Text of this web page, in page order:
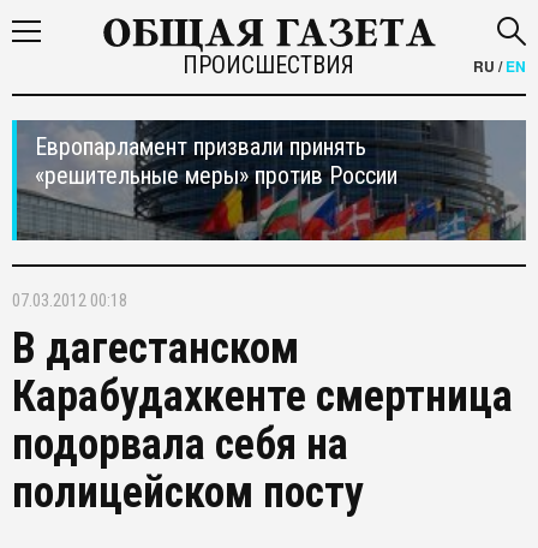
ПРОИСШЕСТВИЯ RU /EN
Европарламент призвали принять
«решительные меры» против России
07.03.2012 00:18
В дагестанском
Карабудахкенте смертница
подорвала себя на
полицейском посту